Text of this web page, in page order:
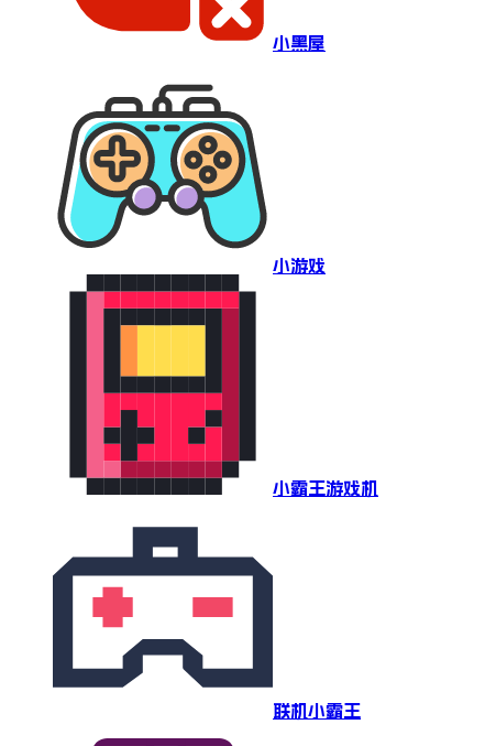
小黑屋
小游戏
小霸王游戏机
联机小霸王